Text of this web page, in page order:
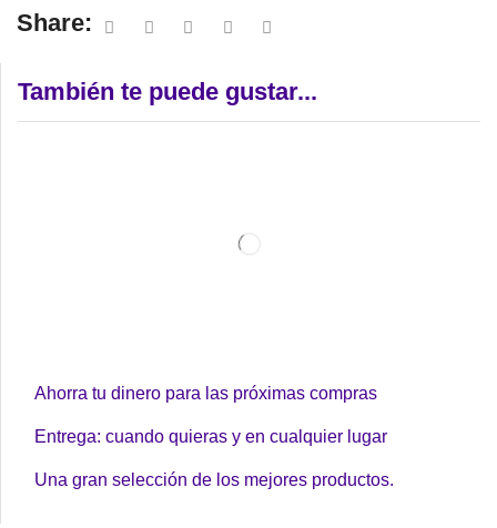
Share:
También te puede gustar...
Ahorra tu dinero para las próximas compras
Entrega: cuando quieras y en cualquier lugar
Una gran selección de los mejores productos.